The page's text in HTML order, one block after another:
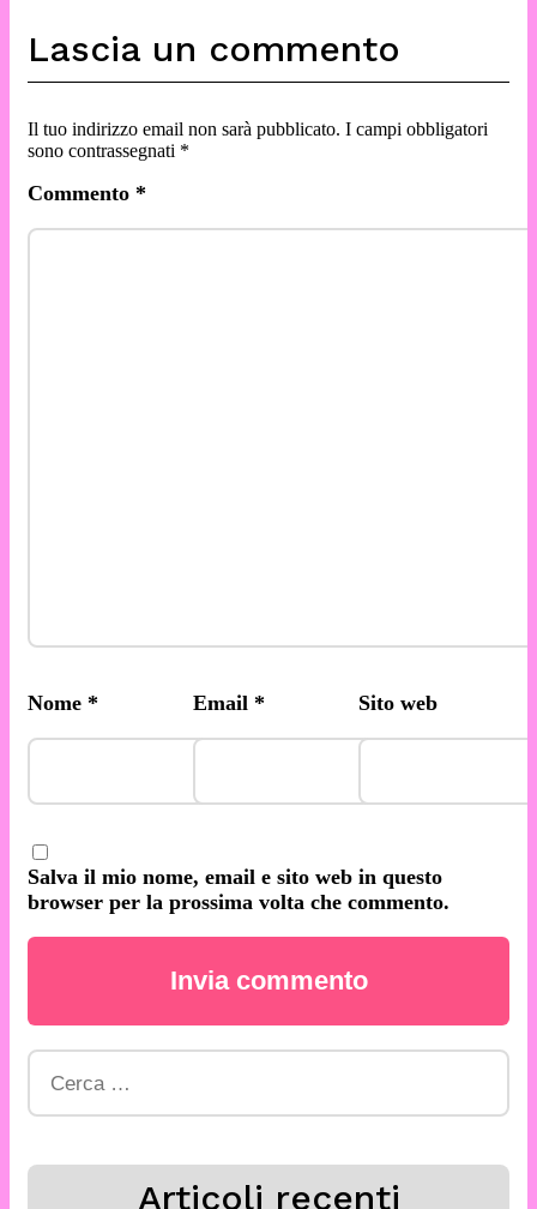
Lascia un commento
Il tuo indirizzo email non sarà pubblicato. I campi obbligatori
sono contrassegnati *
Commento *
Nome * Email * Sito web
Salva il mio nome, email e sito web in questo
browser per la prossima volta che commento.
Ricerca
per:
Articoli recenti